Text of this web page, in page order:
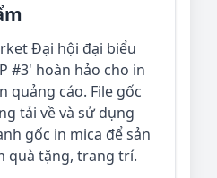
Đại hội đại biểu
#3' hoàn hảo cho in
quảng cáo. File gốc
tải về và sử dụng
gốc in mica để sản
quà tặng, trang trí.